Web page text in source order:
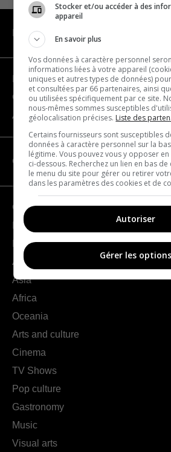
NAVIGATION
Become a partner
Contact us
About us
CATEGORIES
Geography
France
Europe
Americas
Asia
Africa
Oceania
Arts and culture
Cinema
TV Shows
Pop culture
Gastronomy
Music
Visual arts
Stocker et/ou accéder à des
appareil
En savoir plus
Vos données à caractère personnel
informations liées à votre appareil
uniques et autres types de données)
et consultées par 66 partenaires, ainsi
ou utilisées spécifiquement par ce site.
nous-mêmes sommes susceptibles
géolocalisation précises. Liste des
Certains fournisseurs sont susceptibles
données à caractère personnel sur la
légitime. Vous pouvez vous y opposer
ci-dessous. Recherchez un lien en bas
le menu du site pour gérer ou retirer
dans les paramètres des cookies et de
Autoriser
Gérer les options